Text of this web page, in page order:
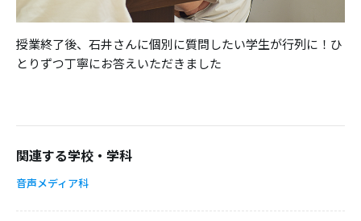
授業終了後、石井さんに個別に質問したい学生が行列に！ひ
とりずつ丁寧にお答えいただきました
関連する学校・学科
音声メディア科